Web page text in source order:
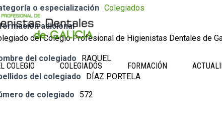
COLEGIO COLEGIADOS FORMACIÓN
o especialización Colegiados
adicional
del Colegio Profesional de Higienistas Dentales de
del colegiado
RAQUEL
del colegiado
DÍAZ PORTELA
de colegiado
572